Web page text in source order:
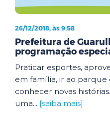
26/12/2018, às 9:58
Prefeitura de
programação
Praticar esportes,
em família, ir ao parque
conhecer novas
uma... [saiba mais]